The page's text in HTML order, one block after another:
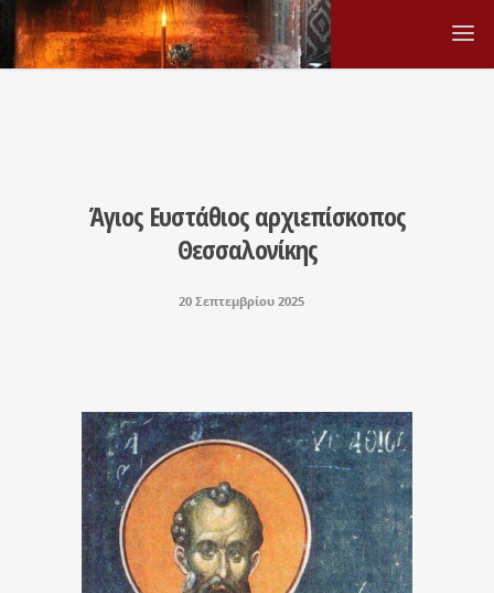
Άγιος Ευστάθιος αρχιεπίσκοπος
Θεσσαλονίκης
20 Σεπτεμβρίου 2025